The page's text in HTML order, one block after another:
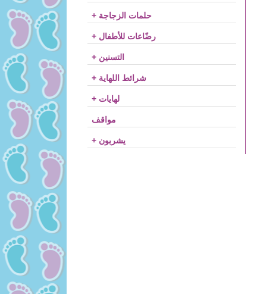
+ حلمات الزجاجة
+ رضّاعات للأطفال
+ التسنين
+ شرائط اللهاية
+ لهايات
مواقف
+ يشربون